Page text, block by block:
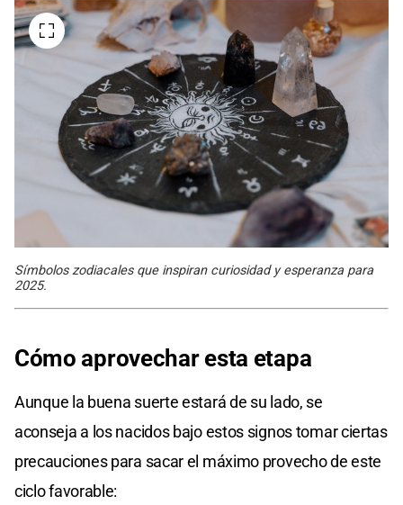
Símbolos zodiacales que inspiran curiosidad y esperanza para
2025.
Cómo aprovechar esta etapa
Aunque la buena suerte estará de su lado, se
aconseja a los nacidos bajo estos signos tomar ciertas
precauciones para sacar el máximo provecho de este
ciclo favorable: